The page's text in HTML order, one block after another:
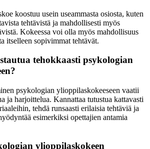
koostuu usein useammasta osiosta, kuten
tehtävistä ja mahdollisesti myös
Kokeessa voi olla myös mahdollisuus
itselleen sopivimmat tehtävät.
tehokkaasti psykologian
psykologian ylioppilaskokeeseen vaatii
ja harjoittelua. Kannattaa tutustua kattavasti
tehdä runsaasti erilaisia tehtäviä ja
esimerkiksi opettajien antamia
ylioppilaskokeen